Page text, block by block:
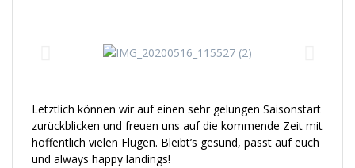
Letztlich können wir auf einen sehr gelungen Saisonstart
zurückblicken und freuen uns auf die kommende Zeit mit
hoffentlich vielen Flügen. Bleibt’s gesund, passt auf euch
und always happy landings!